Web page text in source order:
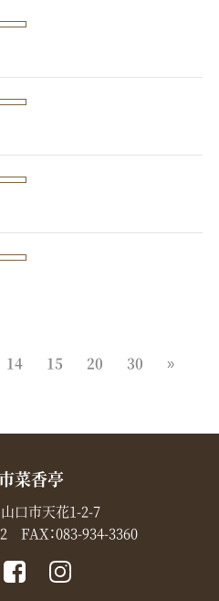
14 15 20 30 »
菜香亭
口市天花1-2-7
FAX：083-934-3360